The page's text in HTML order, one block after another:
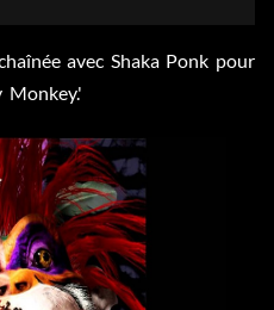
avec Shaka Ponk pour
Monkey.'